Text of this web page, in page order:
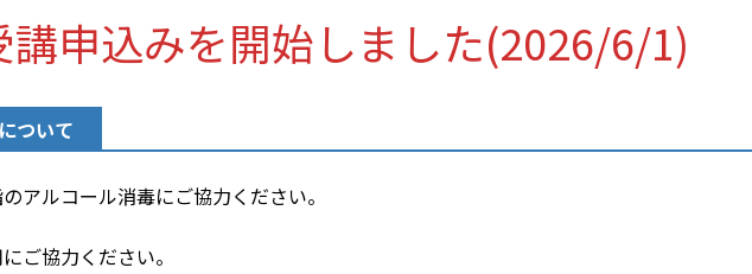
申込みを開始しました(2026/6/1)
ついて
アルコール消毒にご協力ください。
ご協力ください。